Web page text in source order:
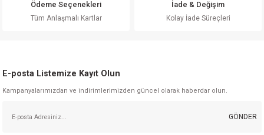
Ödeme Seçenekleri
Tüm Anlaşmalı Kartlar
İade & Değişim
Kolay İade Süreçleri
E-posta Listemize Kayıt Olun
Kampanyalarımızdan ve indirimlerimizden güncel olarak haberdar olun.
GÖNDER